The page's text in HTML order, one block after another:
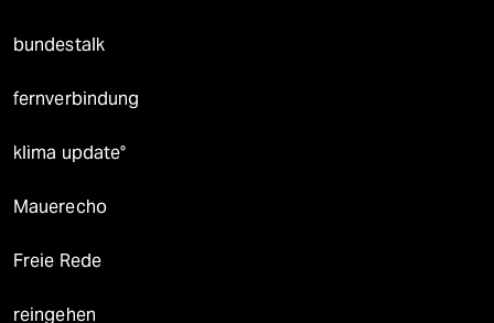
bundestalk
fernverbindung
klima update°
Mauerecho
Freie Rede
reingehen